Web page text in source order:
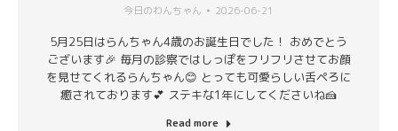
今日のわんちゃん 2026-06-21
5月25日はらんちゃん4歳のお誕生日でした！ おめでとう
ございます🎉 毎月の診察ではしっぽをフリフリさせてお顔
を見せてくれるらんちゃん😊 とっても可愛らしい舌ペろに
癒されております💕 ステキな1年にしてくださいね🍰
Read more